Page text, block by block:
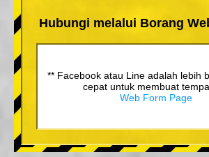
Hubungi melalui Borang
** Facebook atau Line adalah lebih
cepat untuk membuat
Web Form Page